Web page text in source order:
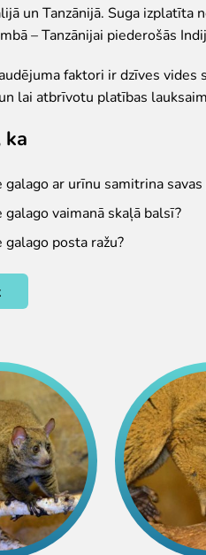
un Tanzānijā. Suga izplatīta
– Tanzānijai piederošās
faktori ir dzīves vides
lai atbrīvotu platības
ka
ar urīnu samitrina savas
vaimanā skaļā balsī?
posta ražu?